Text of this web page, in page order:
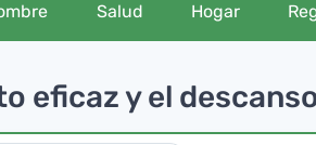
Salud Hogar
eficaz y el